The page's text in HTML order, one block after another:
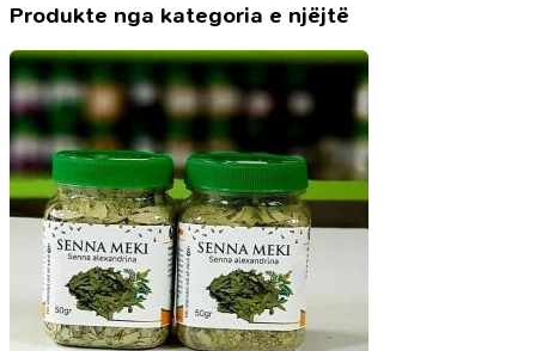
Produkte nga kategoria e njëjtë